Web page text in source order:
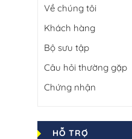
Về chúng tôi
Khách hàng
Bộ sưu tập
Câu hỏi thường gặp
Chứng nhận
HỖ TRỢ